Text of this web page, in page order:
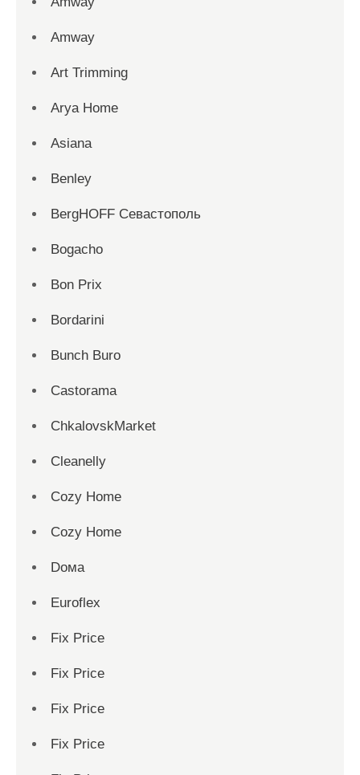
Amway
Art Trimming
Arya Home
Asiana
Benley
BergHOFF Севастополь
Bogacho
Bon Prix
Bordarini
Bunch Buro
Castorama
ChkalovskMarket
Cleanelly
Cozy Home
Cozy Home
Dома
Euroflex
Fix Price
Fix Price
Fix Price
Fix Price